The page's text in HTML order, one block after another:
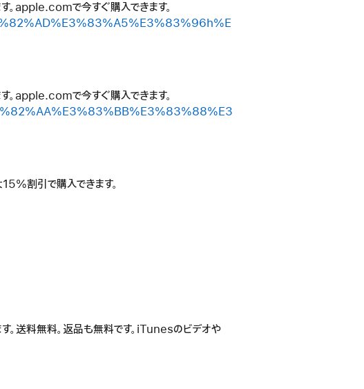
。apple.comで今すぐ購入できます。
。apple.comで今すぐ購入できます。
割引で購入できます。
送料無料。返品も無料です。iTunesのビデオや